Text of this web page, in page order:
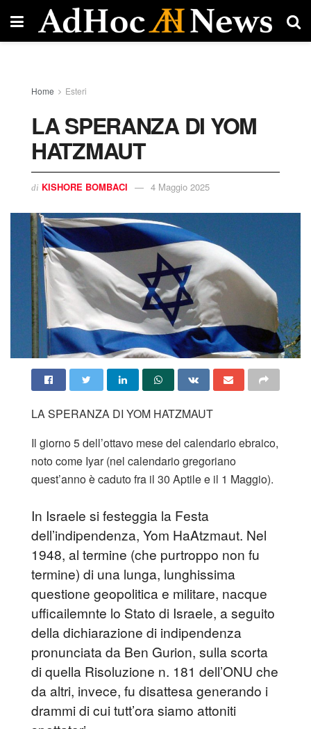
Home Esteri
LA SPERANZA DI YOM
HATZMAUT
di KISHORE BOMBACI 4 Maggio 2025
LA SPERANZA DI YOM HATZMAUT
Il giorno 5 dell’ottavo mese del calendario ebraico,
noto come Iyar (nel calendario gregoriano
quest’anno è caduto fra il 30 Aptile e il 1 Maggio).
In Israele si festeggia la Festa
dell’indipendenza, Yom HaAtzmaut. Nel
1948, al termine (che purtroppo non fu
termine) di una lunga, lunghissima
questione geopolitica e militare, nacque
ufficailemnte lo Stato di Israele, a seguito
della dichiarazione di indipendenza
pronunciata da Ben Gurion, sulla scorta
di quella Risoluzione n. 181 dell’ONU che
da altri, invece, fu disattesa generando i
drammi di cui tutt’ora siamo attoniti